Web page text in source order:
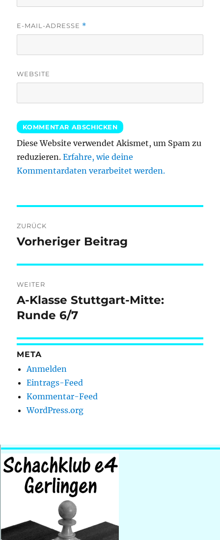
E-MAIL-ADRESSE *
WEBSITE
Diese Website verwendet Akismet, um Spam zu
reduzieren.Erfahre, wie deine
Kommentardaten verarbeitet werden.
ZURÜCK
Vorheriger
Vorheriger Beitrag
WEITER
Nächster
Beitrag:
A-Klasse Stuttgart-Mitte:
Runde 6/7
META
Anmelden
Eintrags-Feed
Kommentar-Feed
WordPress.org